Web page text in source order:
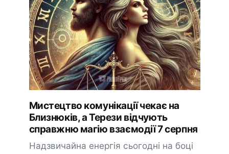
Мистецтво комунікації чекає на
Близнюків, а Терези відчують
справжню магію взаємодії 7 серпня
Надзвичайна енергія сьогодні на боці